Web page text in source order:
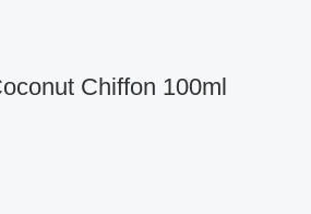
Chiffon 100ml